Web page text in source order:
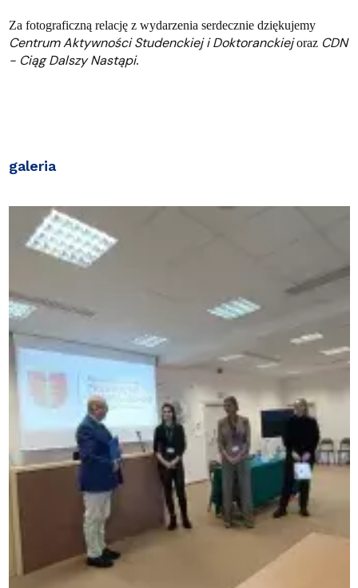
Za fotograficzną relację z wydarzenia serdecznie dziękujemy
Centrum Aktywności Studenckiej i Doktoranckiejoraz CDN
- Ciąg Dalszy Nastąpi.
galeria